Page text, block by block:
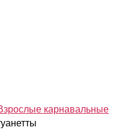
карнавальные